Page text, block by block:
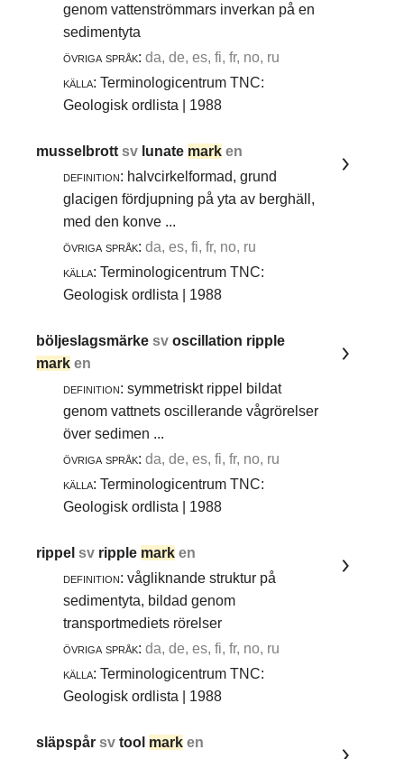
genom vattenströmmars inverkan på en
sedimentyta
övriga språk: da, de, es, fi, fr, no, ru
källa: Terminologicentrum TNC:
Geologisk ordlista | 1988
musselbrottsv lunate mark en
definition: halvcirkelformad, grund
glacigen fördjupning på yta av berghäll,
med den konve ...
övriga språk: da, es, fi, fr, no, ru
källa: Terminologicentrum TNC:
Geologisk ordlista | 1988
böljeslagsmärkesvoscillation ripple
mark en
definition: symmetriskt rippel bildat
genom vattnets oscillerande vågrörelser
över sedimen ...
övriga språk: da, de, es, fi, fr, no, ru
källa: Terminologicentrum TNC:
Geologisk ordlista | 1988
rippelsv ripple mark en
definition: vågliknande struktur på
sedimentyta, bildad genom
transportmediets rörelser
övriga språk: da, de, es, fi, fr, no, ru
källa: Terminologicentrum TNC:
Geologisk ordlista | 1988
släpspårsvtool mark en